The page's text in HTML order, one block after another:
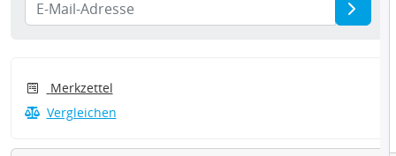
Merkzettel
Vergleichen